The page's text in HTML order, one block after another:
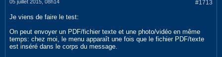
#1713
05 juillet 2015, 08h14
Je viens de faire le test:
On peut envoyer un PDF/fichier texte et une photo/vidéo en même
temps: chez moi, le menu apparaît une fois que le fichier PDF/texte
est inséré dans le corps du message.